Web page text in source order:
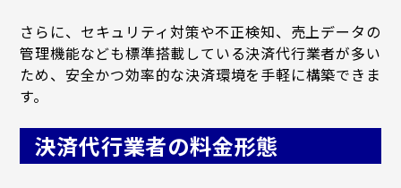
さらに、セキュリティ対策や不正検知、売上データの
管理機能なども標準搭載している決済代行業者が多い
ため、安全かつ効率的な決済環境を手軽に構築できま
す。
決済代行業者の料金形態